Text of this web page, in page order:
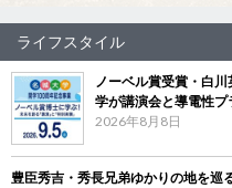
ライフスタイル
ノーベル賞受賞・白
学が講演会と導電性
2026年8月8日
豊臣秀吉・秀長兄弟ゆかりの地を